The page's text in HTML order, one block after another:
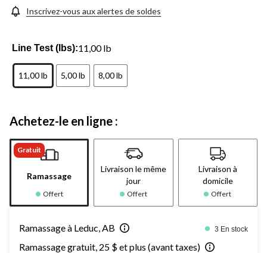
Inscrivez-vous aux alertes de soldes
Line Test (lbs):11,00 lb
11,00 lb 5,00 lb 8,00 lb
Achetez-le en ligne :
Gratuit
Ramassage
Offert
Livraison le même
jour
Offert
Livraison à
domicile
Offert
Ramassage à Leduc, AB 3 En stock
Ramassage gratuit, 25 $ et plus (avant taxes)